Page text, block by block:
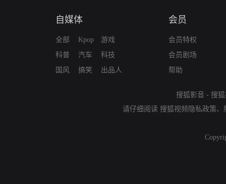
自媒体
全部
科普
国风
Kpop
汽车
搞笑
游戏
科技
出品人
会员
会员特权
会员剧场
帮助
搜狐影音 - 搜
请仔细阅读 搜狐视频隐私政策、